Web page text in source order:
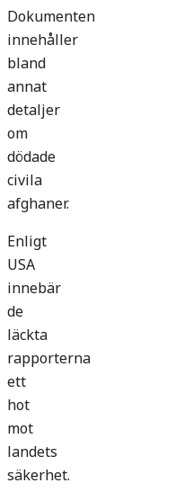
Dokumenten
innehåller
bland
annat
detaljer
om
dödade
civila
afghaner.
Enligt
USA
innebär
de
läckta
rapporterna
ett
hot
mot
landets
säkerhet.